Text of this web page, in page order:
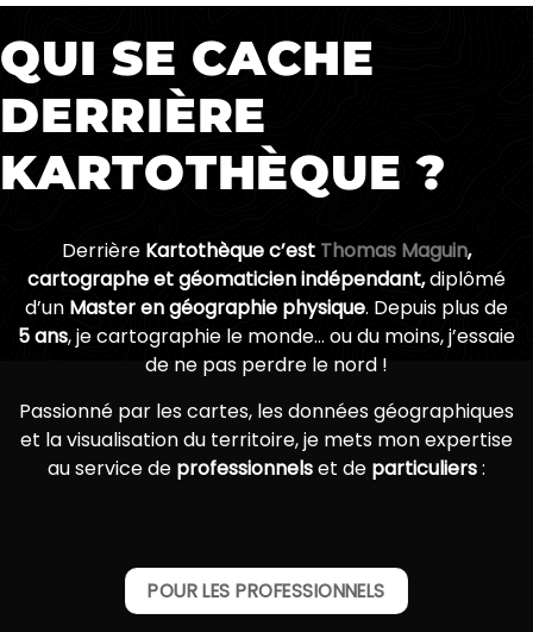
QUI SE CACHE
DERRIÈRE
KARTOTHÈQUE ?
Derrière Kartothèque c’est Thomas Maguin,
cartographe et géomaticien indépendant,diplômé
d’un Master en géographie physique. Depuis plus de
5 ans, je cartographie le monde… ou du moins, j’essaie
de ne pas perdre le nord !
Passionné par les cartes, les données géographiques
et la visualisation du territoire, je mets mon expertise
au service de professionnelset de particuliers:
POUR LES PROFESSIONNELS